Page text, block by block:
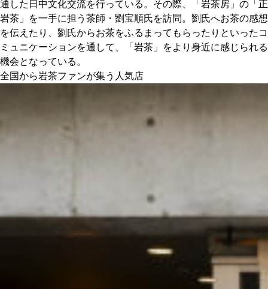
通した日中文化交流を行っている。その際、「岩茶房」の「正
岩茶」を一手に担う茶師・劉宝順氏を訪問。劉氏へお茶の感想
を伝えたり、劉氏からお茶をふるまってもらったりといったコ
ミュニケーションを通して、「岩茶」をより身近に感じられる
機会となっている。
全国から岩茶ファンが集う人気店